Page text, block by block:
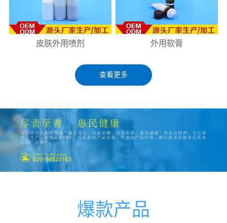
皮肤外用喷剂 外用软膏
查看更多
爆款产品